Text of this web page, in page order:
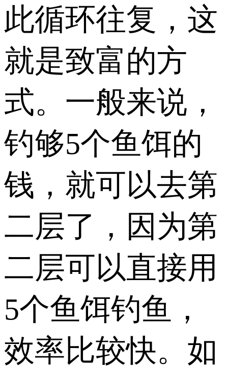
此循环往复，这
就是致富的方
式。一般来说，
钓够5个鱼饵的
钱，就可以去第
二层了，因为第
二层可以直接用
5个鱼饵钓鱼，
效率比较快。如